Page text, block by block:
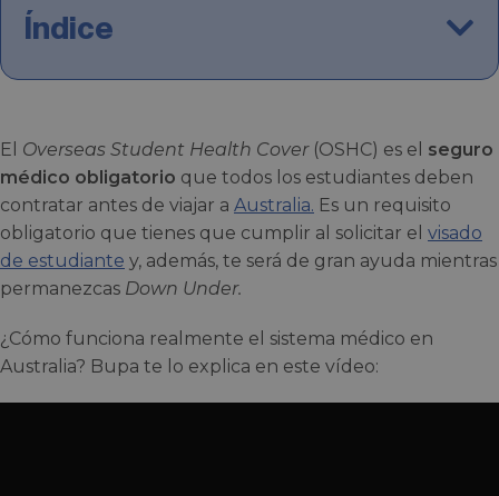
Índice
El Overseas Student Health Cover(OSHC) es el seguro
médico obligatorio que todos los estudiantes deben
contratar antes de viajar a Australia. Es un requisito
obligatorio que tienes que cumplir al solicitar el visado
de estudiante y, además, te será de gran ayuda mientras
permanezcas Down Under.
¿Cómo funciona realmente el sistema médico en
Australia? Bupa te lo explica en este vídeo: